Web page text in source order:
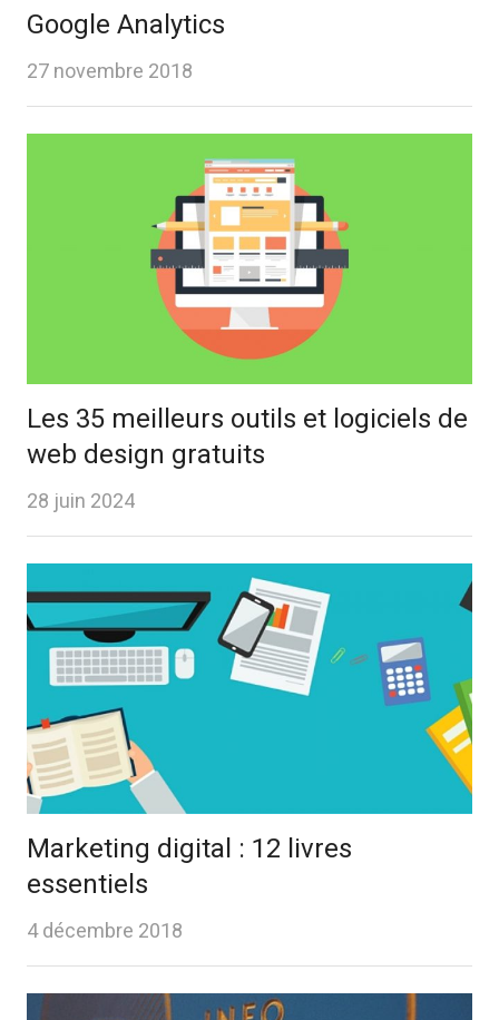
Google Analytics
27 novembre 2018
Les 35 meilleurs outils et logiciels de
web design gratuits
28 juin 2024
Marketing digital : 12 livres
essentiels
4 décembre 2018